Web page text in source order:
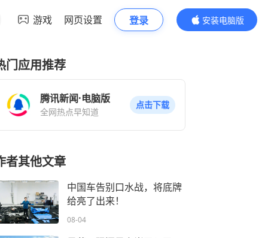
游戏 网页设置 登录
安装电脑版
内容更精彩
门应用推荐
腾讯新闻·电脑版
全网热点早知道
点击下载
者其他文章
中国车告别口水战，将底牌
给亮了出来！
08-04